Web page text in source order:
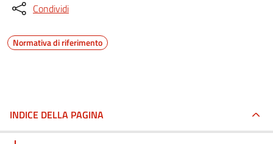
Condividi
Normativa di riferimento
INDICE DELLA PAGINA